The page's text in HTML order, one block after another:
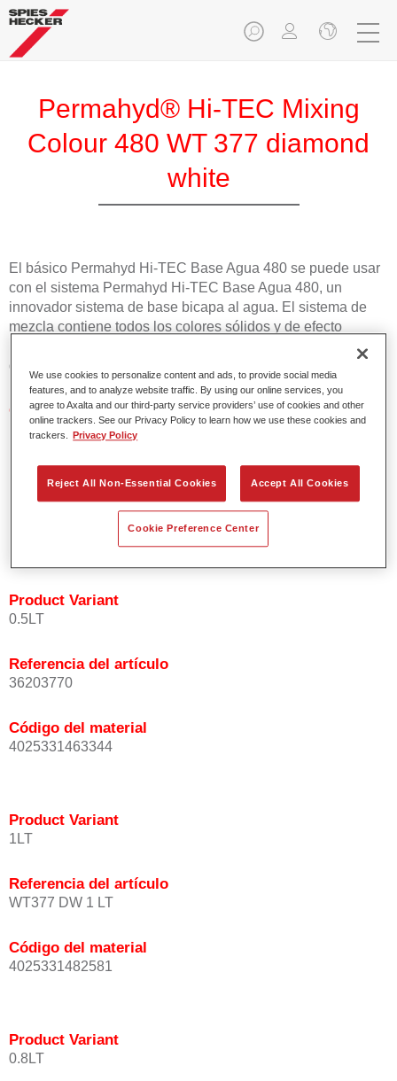
Permahyd® Hi-TEC Mixing
Colour 480 WT 377 diamond
white
El básico Permahyd Hi-TEC Base Agua 480 se puede usar
con el sistema Permahyd Hi-TEC Base Agua 480, un
innovador sistema de base bicapa al agua. El sistema de
mezcla contiene todos los colores sólidos y de efecto
necesarios para repintar turismos con unos resultados de
gran calidad.
Características del producto
Fácil y rápido de aplicar.
homogénea de las partículas de efecto.
Tiempos de proceso cortos.
Difuminado fácil y seguro.
Muy buena cubrición.
Se usa para reparar colores de efecto OEM especiales.
Product Variant
0.5LT
Referencia del artículo
36203770
Código del material
4025331463344
Product Variant
1LT
Referencia del artículo
WT377 DW 1 LT
Código del material
4025331482581
Product Variant
0.8LT
We use cookies to personalize content and ads, to provide social media
features, and to analyze website traffic. By using our online services, you
agree to Axalta and our third-party service providers’ use of cookies and other
online trackers. See our Privacy Policy to learn how we use these cookies and
trackers.
Privacy Policy
Reject All Non-Essential Cookies Accept All Cookies
Cookie Preference Center